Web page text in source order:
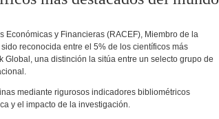
Económicas y Financieras (RACEF), Miembro de la
reconocida entre el 5% de los científicos más
una distinción la sitúa entre un selecto grupo de
mediante rigurosos indicadores bibliométricos
y el impacto de la investigación.